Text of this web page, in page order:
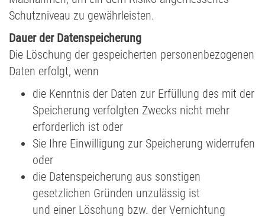
Schutzniveau zu gewährleisten.
Dauer der Datenspeicherung
Die Löschung der gespeicherten personenbezogenen
Daten erfolgt, wenn
die Kenntnis der Daten zur Erfüllung des mit der
Speicherung verfolgten Zwecks nicht mehr
erforderlich ist oder
Sie Ihre Einwilligung zur Speicherung widerrufen
oder
die Datenspeicherung aus sonstigen
gesetzlichen Gründen unzulässig ist
und einer Löschung bzw. der Vernichtung